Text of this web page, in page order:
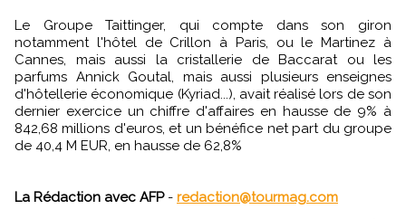
Le Groupe Taittinger, qui compte dans son giron
notamment l'hôtel de Crillon à Paris, ou le Martinez à
Cannes, mais aussi la cristallerie de Baccarat ou les
parfums Annick Goutal, mais aussi plusieurs enseignes
d'hôtellerie économique (Kyriad...), avait réalisé lors de son
dernier exercice un chiffre d'affaires en hausse de 9% à
842,68 millions d'euros, et un bénéfice net part du groupe
de 40,4 M EUR, en hausse de 62,8%
La Rédaction avec AFP- redaction@tourmag.com